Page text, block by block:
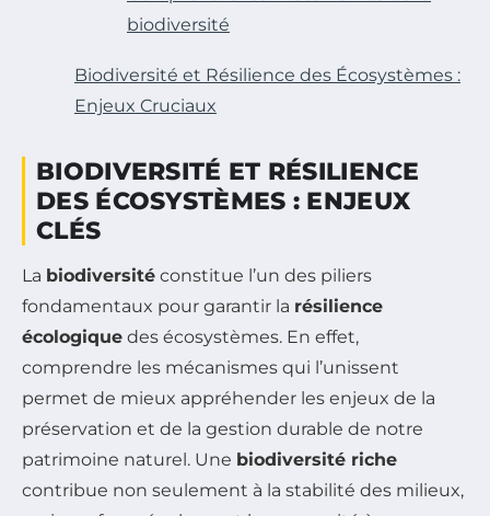
biodiversité
Biodiversité et Résilience des Écosystèmes :
Enjeux Cruciaux
BIODIVERSITÉ ET RÉSILIENCE
DES ÉCOSYSTÈMES : ENJEUX
CLÉS
La biodiversité constitue l’un des piliers
fondamentaux pour garantir la résilience
écologique des écosystèmes. En effet,
comprendre les mécanismes qui l’unissent
permet de mieux appréhender les enjeux de la
préservation et de la gestion durable de notre
patrimoine naturel. Une biodiversité riche
contribue non seulement à la stabilité des milieux,